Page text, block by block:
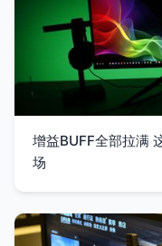
增益BUFF全部拉满
场